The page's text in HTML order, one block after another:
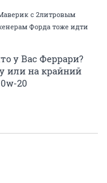
с 2литровым
Форда тоже идти
у Вас Феррари?
или на крайний
20